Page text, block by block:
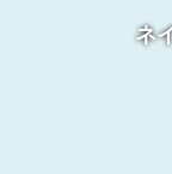
ネ